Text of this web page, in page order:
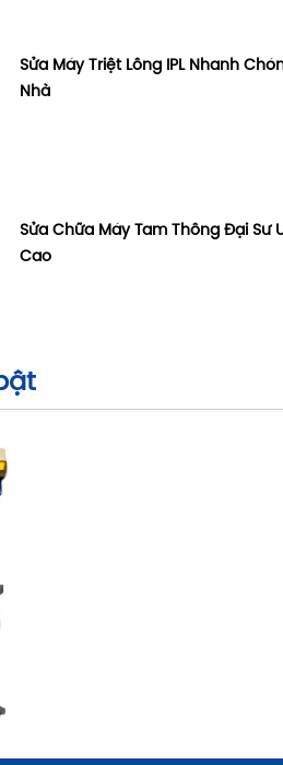
Sửa Máy Triệt Lông IPL Nhanh
Nhà
Sửa Chữa Máy Tam Thông Đại Sư
Cao